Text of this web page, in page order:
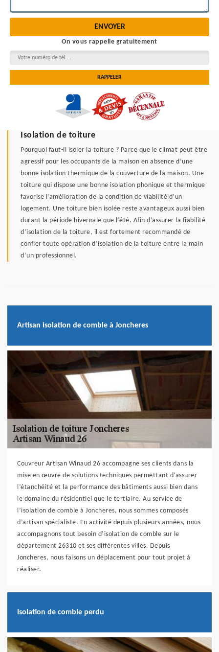
On vous rappelle gratuitement
Isolation de toiture
Pourquoi faut-il isoler la toiture ? Parce que le climat peut être
agressif pour les occupants de la maison en absence d’une
bonne isolation thermique de la couverture de la maison. Une
toiture qui dispose une bonne isolation phonique et thermique
favorise l’amélioration de la condition de viabilité d’un
logement. Une toiture bien isolée reste avantageux aussi bien
durant la période hivernale que l’été. Afin d’assurer la fiabilité
d’isolation de la toiture, il est fortement recommandé de
confier toute opération d’isolation de la toiture entre la main
d’un professionnel.
Artisan isolation de comble à Joncheres
Couvreur Artisan Winaud 26 accompagne ses clients dans la
mise en œuvre de solutions techniques permettant d’assurer
l’étanchéité et la performance des bâtiments aussi bien dans
le domaine du résidentiel que le tertiaire. Au service de
l’isolation de comble à Joncheres, nous sommes composés
d’artisan spécialiste. En activité depuis plusieurs années, nous
accompagnons tout besoin d’isolation de comble sur le
département 26310 et ses différentes villes. Depuis
Joncheres, nous faisons un déplacement pour tout projet à
réaliser.
Isolation de comble perdu